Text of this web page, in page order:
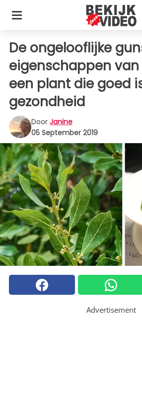
De ongelooflijke
eigenschappen van
een plant die goed
gezondheid
Door Janine
05 September 2019
Advertisement